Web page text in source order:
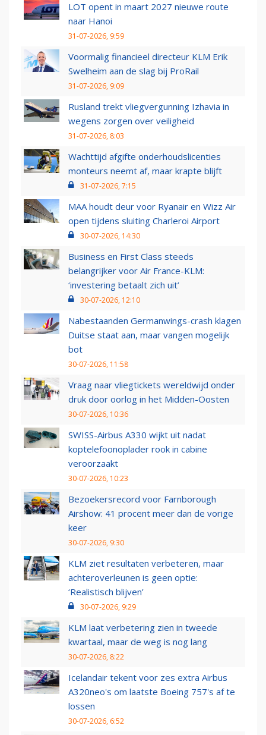
LOT opent in maart 2027 nieuwe route
naar Hanoi
31-07-2026, 9:59
Voormalig financieel directeur KLM Erik
Swelheim aan de slag bij ProRail
31-07-2026, 9:09
Rusland trekt vliegvergunning Izhavia in
wegens zorgen over veiligheid
31-07-2026, 8:03
Wachttijd afgifte onderhoudslicenties
monteurs neemt af, maar krapte blijft
31-07-2026, 7:15
MAA houdt deur voor Ryanair en Wizz Air
open tijdens sluiting Charleroi Airport
30-07-2026, 14:30
Business en First Class steeds
belangrijker voor Air France-KLM:
‘investering betaalt zich uit’
30-07-2026, 12:10
Nabestaanden Germanwings-crash klagen
Duitse staat aan, maar vangen mogelijk
bot
30-07-2026, 11:58
Vraag naar vliegtickets wereldwijd onder
druk door oorlog in het Midden-Oosten
30-07-2026, 10:36
SWISS-Airbus A330 wijkt uit nadat
koptelefoonoplader rook in cabine
veroorzaakt
30-07-2026, 10:23
Bezoekersrecord voor Farnborough
Airshow: 41 procent meer dan de vorige
keer
30-07-2026, 9:30
KLM ziet resultaten verbeteren, maar
achteroverleunen is geen optie:
‘Realistisch blijven’
30-07-2026, 9:29
KLM laat verbetering zien in tweede
kwartaal, maar de weg is nog lang
30-07-2026, 8:22
Icelandair tekent voor zes extra Airbus
A320neo's om laatste Boeing 757's af te
lossen
30-07-2026, 6:52